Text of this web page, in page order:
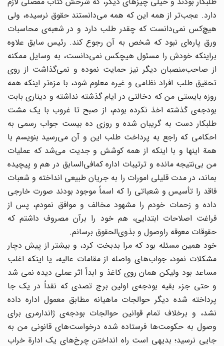
دارد. عجب‌تر از همه این که همه می‌دانستند حقوق نرسیده، ولی
هیچ‌کس نمی‌دانست که چقدر طلب دارد و در شعبه‌ی محاسبات
ورق پاره‌ای نبود که شخص به آن رجوع کند. رئیس سابق علاوه
براینکه خودش را مسئول هیچکس نمی‌دانست، به وسایل ممکنه
از صاحب‌منصبان دیگر نیز حمایت نموده و نمی‌گذاشت از روی
تحقیق طلب افراد نظامی و غیره معلوم شود، با مزه‌تر اینکه همه
روزه بایستی من که دخالتی در ایام گذشته نداشته و دیناری بابت
بودجه‌ی گذشته اخذ نکرده بودم، از صبح تا غروب با یک مشت
طلبکار دست به گریبان شده و روزی ده بیست جواب رسمی به
احکامی که راجع به پرداخت طلب این و آن می‌رسید بنویسم با
همة اینها و با اینکه از همه کوشش و جدیت می‌شد که عملیات
من بی‌نتیجه مانده و ترتیبات اداره کما‌فی‌السابق در هم و پیچیده
بماند، در مدت قلیلی امورات را به جریان طبیعی انداخته و شعبات
فاقد را تأسیس و شعباتی را که اسماً موجود بودند صورت خارجی
داده و زحمات خودم را مشهود مخالف و موافق نمودم، پس از
فراغت اصلاحات ابتدایی، هم خود را برآن مصروف داشتم که
حقوقات معوقه راوصول و بذوی‌الحقوق برسانم.
خود همین مسئله بود که مرا بدبخت کرد، و بیشتر از پیش دچار
مشکلات نمود، جواب‌های واصله از مقامات عالیه، یا اینکه اغلب
مساعد بود ولیکن همان روی کاغذ و ابداً‌ اثر عملی دیده نمی شد
و حتی جزء بقیه بودجه‌ی اولین برج تصدی که نقداً در یک جا
پرداخته شده دیگر حوالجات ماهیانه مطابق معمول اداره داده
نشد، و برخلاف تمام قوانین حوالجات بودجه‌ی ژاندارمری برای
وصول به حکومت‌ها فرستاده شده در‌خواست‌های قانونی من به
جایی نرسید؛ بدیهی است راه انداختن چرخ‌های یک ادارة خراب